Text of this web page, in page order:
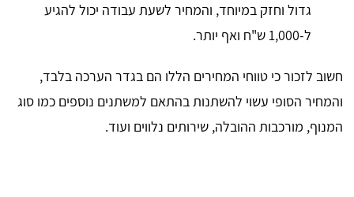
גדול וחזק במיוחד, והמחיר לשעת עבודה יכול להגיע
ל-1,000 ש"ח ואף יותר.
חשוב לזכור כי טווחי המחירים הללו הם בגדר הערכה בלבד,
והמחיר הסופי עשוי להשתנות בהתאם למשתנים נוספים כמו סוג
המנוף, מורכבות ההובלה, שירותים נלווים ועוד.